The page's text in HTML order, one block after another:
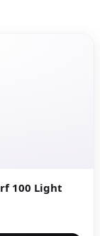
100 Light